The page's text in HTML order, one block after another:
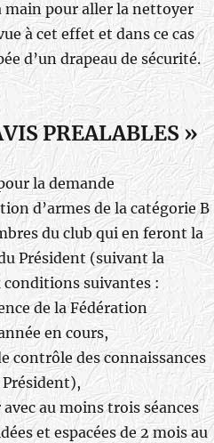
main pour aller la nettoyer
à cet effet et dans ce cas
d’un drapeau de sécurité.
PREALABLES »
la demande
d’armes de la catégorie B
du club qui en feront la
Président (suivant la
suivantes :
de la Fédération
en cours,
contrôle des connaissances
Président),
au moins trois séances
et espacées de 2 mois au